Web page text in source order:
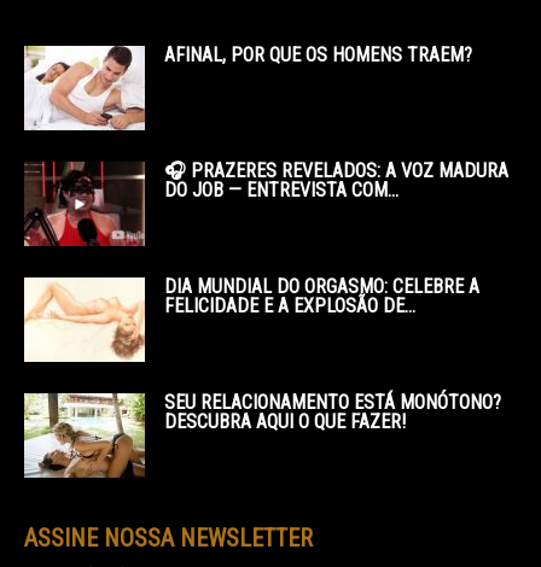
AFINAL, POR QUE OS HOMENS TRAEM?
🎧 PRAZERES REVELADOS: A VOZ MADURA
DO JOB — ENTREVISTA COM...
DIA MUNDIAL DO ORGASMO: CELEBRE A
FELICIDADE E A EXPLOSÃO DE...
SEU RELACIONAMENTO ESTÁ MONÓTONO?
DESCUBRA AQUI O QUE FAZER!
ASSINE NOSSA NEWSLETTER